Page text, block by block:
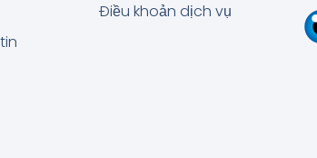
Điều khoản dịch vụ